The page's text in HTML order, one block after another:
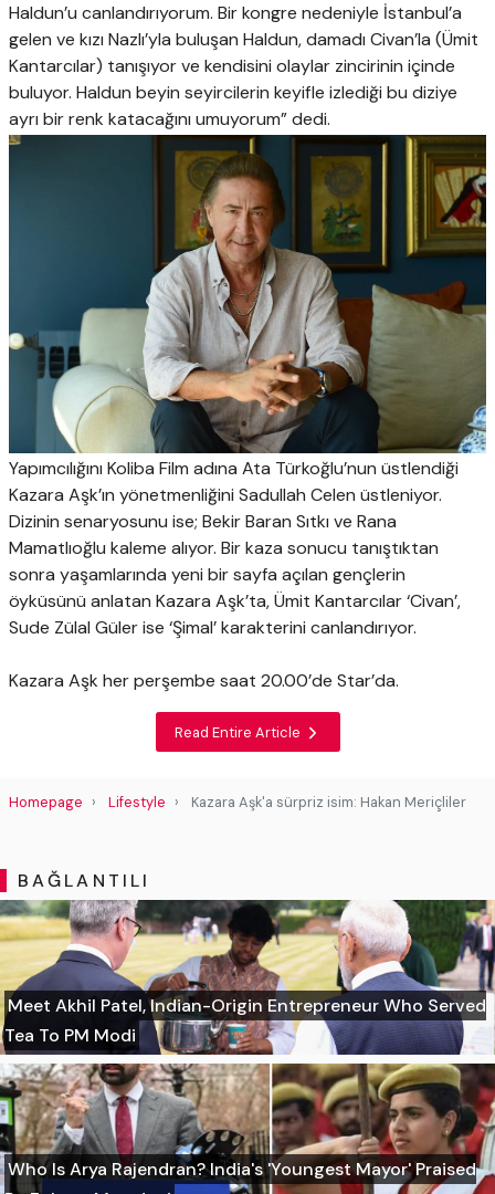
Haldun’u canlandırıyorum. Bir kongre nedeniyle İstanbul’a
gelen ve kızı Nazlı’yla buluşan Haldun, damadı Civan’la (Ümit
Kantarcılar) tanışıyor ve kendisini olaylar zincirinin içinde
buluyor. Haldun beyin seyircilerin keyifle izlediği bu diziye
ayrı bir renk katacağını umuyorum” dedi.
Yapımcılığını Koliba Film adına Ata Türkoğlu’nun üstlendiği
Kazara Aşk’ın yönetmenliğini Sadullah Celen üstleniyor.
Dizinin senaryosunu ise; Bekir Baran Sıtkı ve Rana
Mamatlıoğlu kaleme alıyor. Bir kaza sonucu tanıştıktan
sonra yaşamlarında yeni bir sayfa açılan gençlerin
öyküsünü anlatan Kazara Aşk’ta, Ümit Kantarcılar ‘Civan’,
Sude Zülal Güler ise ‘Şimal’ karakterini canlandırıyor.
Kazara Aşk her perşembe saat 20.00’de Star’da.
Read Entire Article
Homepage Lifestyle Kazara Aşk'a sürpriz isim: Hakan Meriçliler
BAĞLANTILI
Meet Akhil Patel, Indian-Origin Entrepreneur Who Served
Tea To PM Modi
Who Is Arya Rajendran? India's 'Youngest Mayor' Praised